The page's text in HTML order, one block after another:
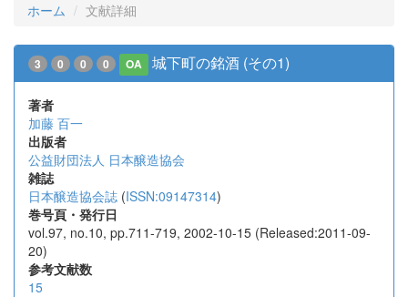
ホーム 文献詳細
3 0 0 0 OA 城下町の銘酒 (その1)
著者
加藤 百一
出版者
公益財団法人 日本醸造協会
雑誌
日本醸造協会誌 (ISSN:09147314)
巻号頁・発行日
vol.97, no.10, pp.711-719, 2002-10-15 (Released:2011-09-
20)
参考文献数
15